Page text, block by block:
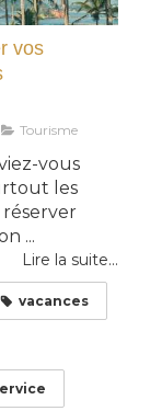
vos
Tourisme
vous
les
...
Lire la suite...
vacances